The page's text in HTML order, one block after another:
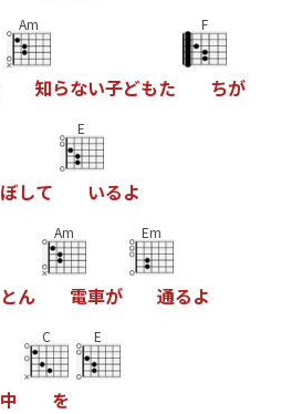
Am
知らない子どもた
F
ちが
ぼして
E
いるよ
とん
Am
電車が
Em
通るよ
中
C
を
E